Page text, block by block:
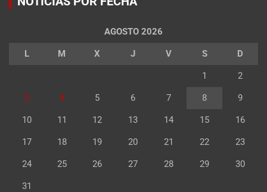
AGOSTO 2026
L M X J V S D
1 2
3 4 5 6 7 8 9
10 11 12 13 14 15 16
17 18 19 20 21 22 23
24 25 26 27 28 29 30
31